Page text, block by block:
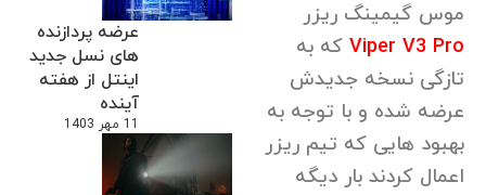
عرضه پردازنده
های نسل جدید
اینتل از هفته
آینده
11 مهر 1403
موس گیمینگ ریزر
Viper V3 Pro که به
تازگی نسخه جدیدش
عرضه شده و با توجه به
بهبود هایی که تیم ریزر
اعمال کردند بار دیگه